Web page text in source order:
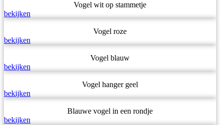
Vogel wit op stammetje
bekijken
Vogel roze
bekijken
Vogel blauw
bekijken
Vogel hanger geel
bekijken
Blauwe vogel in een rondje
bekijken